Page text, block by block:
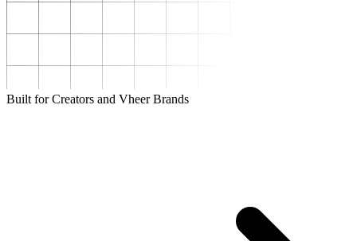
Built for Creators and Vheer Brands